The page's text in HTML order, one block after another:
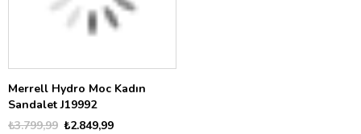
Merrell Hydro Moc Kadın
Sandalet J19992
₺2.849,99
₺3.799,99